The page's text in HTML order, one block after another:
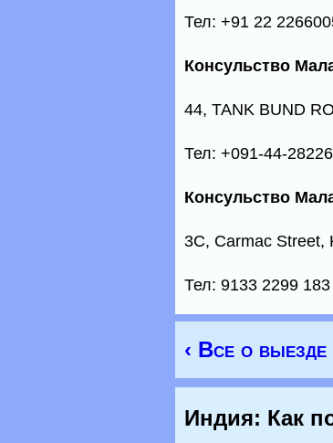
Тел: +91 22
Консульство
44, TANK BUND
Тел: +091-44-
Консульство
3C, Carmac Street,
Тел: 9133 2299
‹ Все о
Индия: Как